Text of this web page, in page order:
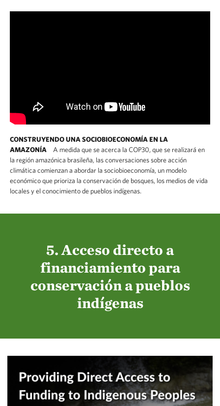
CONSTRUYENDO UNA SOCIOBIOECONOMÍA EN LA
AMAZONÍA
A medida que se acerca la COP30, que se realizará en
la región amazónica brasileña, las conversaciones sobre acción
climática comienzan a abordar la sociobioeconomía, un modelo
económico que prioriza la conservación de bosques, los medios de vida
locales y el conocimiento de pueblos indígenas.
5. Acceso directo a
financiamiento para
conservación a pueblos
indígenas